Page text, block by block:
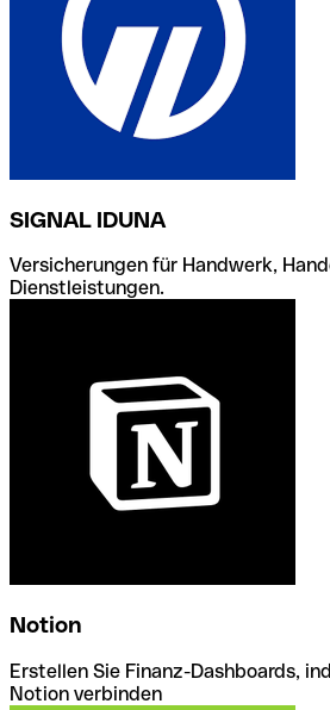
SIGNAL IDUNA
Versicherungen für Handwerk,
Dienstleistungen.
Notion
Erstellen Sie Finanz-Dashboards,
Notion verbinden